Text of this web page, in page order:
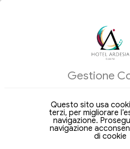
Gestione
Questo sito usa
terzi, per migliorare
navigazione.
navigazione
di cookie